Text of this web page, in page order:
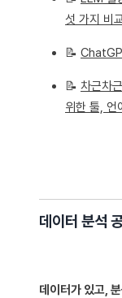
섯 가지 비
📝
📝 차근차
위한 툴, 언
데이터 분석
데이터가 있고,